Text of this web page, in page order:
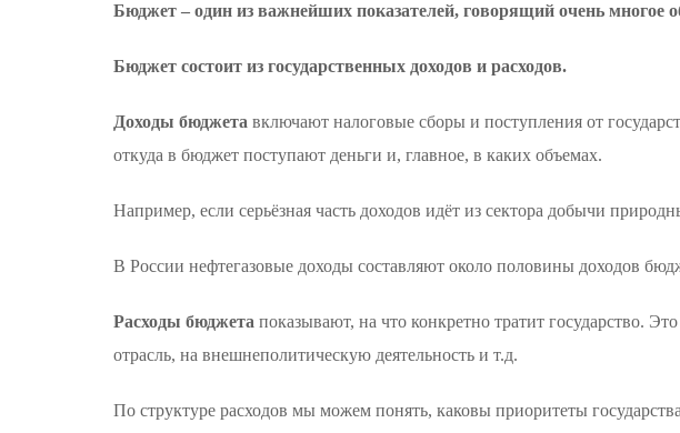
Бюджет – один из важнейших показателей, говорящий очень многое
Бюджет состоит из государственных доходов и расходов.
Доходы бюджета включают налоговые сборы и поступления от
откуда в бюджет поступают деньги и, главное, в каких объемах.
Например, если серьёзная часть доходов идёт из сектора добычи
В России нефтегазовые доходы составляют около половины доходов
Расходы бюджета показывают, на что конкретно тратит государство.
отрасль, на внешнеполитическую деятельность и т.д.
По структуре расходов мы можем понять, каковы приоритеты